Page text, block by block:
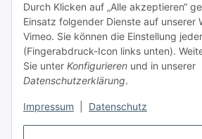
Durch Klicken auf „Alle akzeptieren“
Einsatz folgender Dienste auf unserer
Vimeo. Sie können die Einstellung
(Fingerabdruck-Icon links unten).
Sie unter Konfigurieren und in unserer
Datenschutzerklärung.
Impressum Datenschutz
Informationen zu Ihrem
Newsletter Abonnieren